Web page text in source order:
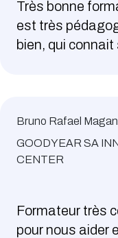
Très bonne
est très
bien, qui
Bruno Rafael
GOODYEAR SA
CENTER
Formateur très
pour nous aider